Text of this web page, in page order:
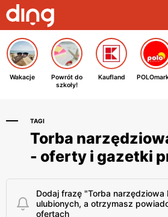
Wakacje
Powrót do
szkoły!
Kaufland
TAGI
Torba
- oferty i gazetki
Dodaj frazę "Torba narzędziowa
ulubionych, a otrzymasz
ofertach